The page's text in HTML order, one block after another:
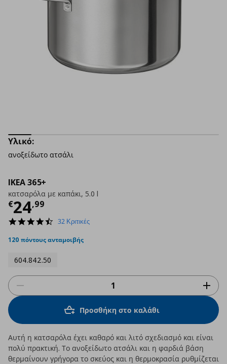
IKEA 365+
κατσαρόλα με καπάκι, 5.0 l
€24,99
Τρέχουσα τιμή
4.7
rating
32 Κριτικές
120 πόντους ανταμοιβής
604.842.50
Υλικό:
ανοξείδωτο ατσάλι
Προσθήκη στο καλάθι
Αυτή η κατσαρόλα έχει καθαρό και λιτό σχεδιασμό και είναι
πολύ πρακτική. Το ανοξείδωτο ατσάλι και η φαρδιά βάση
θερμαίνουν γρήγορα το σκεύος και η θερμοκρασία ρυθμίζεται